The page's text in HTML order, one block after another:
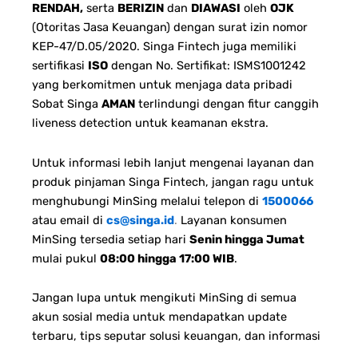
RENDAH, serta BERIZIN dan DIAWASI oleh OJK
(Otoritas Jasa Keuangan) dengan surat izin nomor
KEP-47/D.05/2020. Singa Fintech juga memiliki
sertifikasi ISO dengan No. Sertifikat: ISMS1001242
yang berkomitmen untuk menjaga data pribadi
Sobat Singa AMAN terlindungi dengan fitur canggih
liveness detection untuk keamanan ekstra.
Untuk informasi lebih lanjut mengenai layanan dan
produk pinjaman Singa Fintech, jangan ragu untuk
menghubungi MinSing melalui telepon di 1500066
atau email di cs@singa.id. Layanan konsumen
MinSing tersedia setiap hari Senin hingga Jumat
mulai pukul 08:00 hingga 17:00 WIB.
Jangan lupa untuk mengikuti MinSing di semua
akun sosial media untuk mendapatkan update
terbaru, tips seputar solusi keuangan, dan informasi